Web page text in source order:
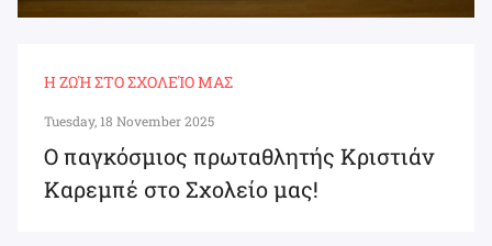
Η ΖΩΉ ΣΤΟ ΣΧΟΛΕΊΟ ΜΑΣ
Tuesday, 18 November 2025
Ο παγκόσμιος πρωταθλητής Κριστιάν
Καρεμπέ στο Σχολείο μας!